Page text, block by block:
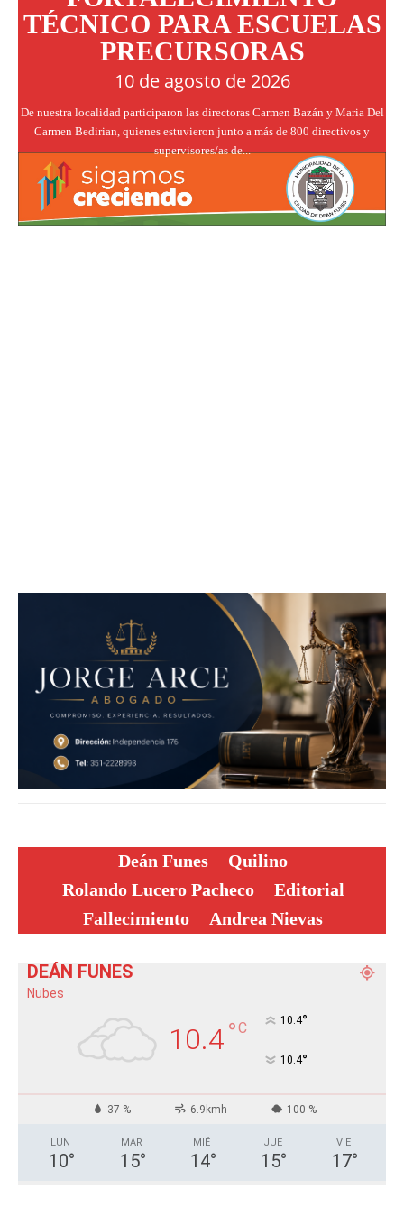
TÉCNICO PARA ESCUELAS
PRECURSORAS
10 de agosto de 2026
De nuestra localidad participaron las directoras Carmen Bazán y Maria Del
Carmen Bedirian, quienes estuvieron junto a más de 800 directivos y
supervisores/as de...
Deán Funes
Quilino
Rolando Lucero Pacheco
Editorial
Fallecimiento
Andrea Nievas
DEÁN FUNES
Nubes
10.4°C 10.4°
10.4°
37 % 6.9kmh 100 %
LUN
10°
MAR
15°
MIÉ
14°
JUE
15°
VIE
17°